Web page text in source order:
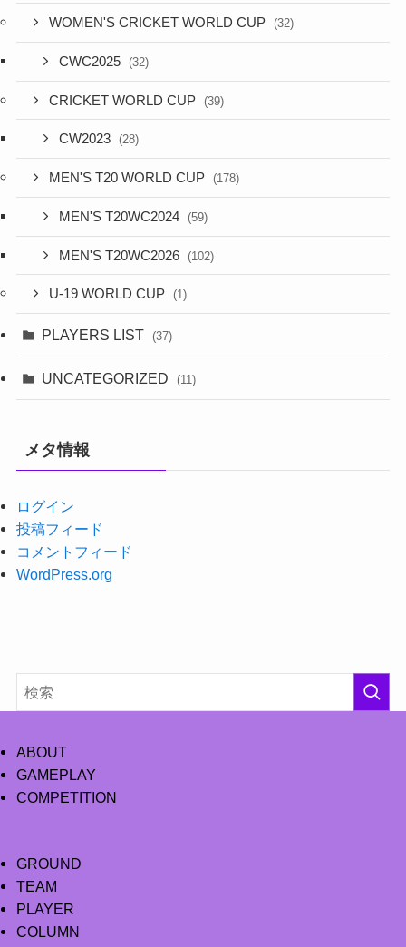
WOMEN'S CRICKET WORLD CUP (32)
CWC2025 (32)
CRICKET WORLD CUP (39)
CW2023 (28)
MEN'S T20 WORLD CUP (178)
MEN'S T20WC2024 (59)
MEN'S T20WC2026 (102)
U-19 WORLD CUP (1)
PLAYERS LIST (37)
UNCATEGORIZED (11)
メタ情報
ログイン
投稿フィード
コメントフィード
WordPress.org
ABOUT
GAMEPLAY
COMPETITION
GROUND
TEAM
PLAYER
COLUMN